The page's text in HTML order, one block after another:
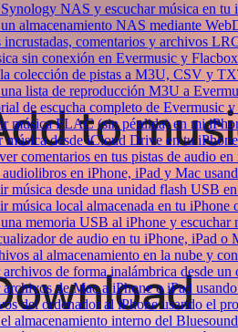
NAS y escuchar música en tu
almacenamiento NAS mediante
incrustadas, comentarios y archivos
sin conexión en Evermusic y
colección de pistas a M3U, CSV y
lista de reproducción M3U a
de escucha completo de Evermusic
música FLAC (sin pérdida) en mi
música desde iCloud Drive en tu
comentarios en tus pistas de audio
en iPhone, iPad y Mac
música desde una unidad flash USB
música local almacenada en tu iPhone
memoria USB al iPhone y escuchar
de audio en tu iPhone, iPad o
al almacenamiento en la nube y
de forma inalámbrica desde
de Mac a iPhone o iPad
del ordenador al iPhone usando el
almacenamiento interno del